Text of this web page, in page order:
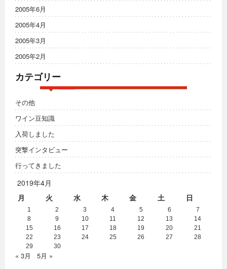
2005年6月
2005年4月
2005年3月
2005年2月
カテゴリー
その他
ワイン豆知識
入荷しました
突撃インタビュー
行ってきました
2019年4月
月
火 水 木 金 土 日
1 2 3 4 5 6
7
8
9 10 11 12 13
14
15
16 17 18 19 20
21
22
23 24 25 26 27
28
29
30
« 3月 5月 »